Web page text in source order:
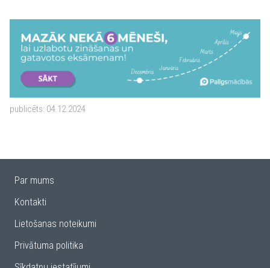
publicēts: 04.12.2024
Par mums
Kontakti
Lietošanas noteikumi
Privātuma politika